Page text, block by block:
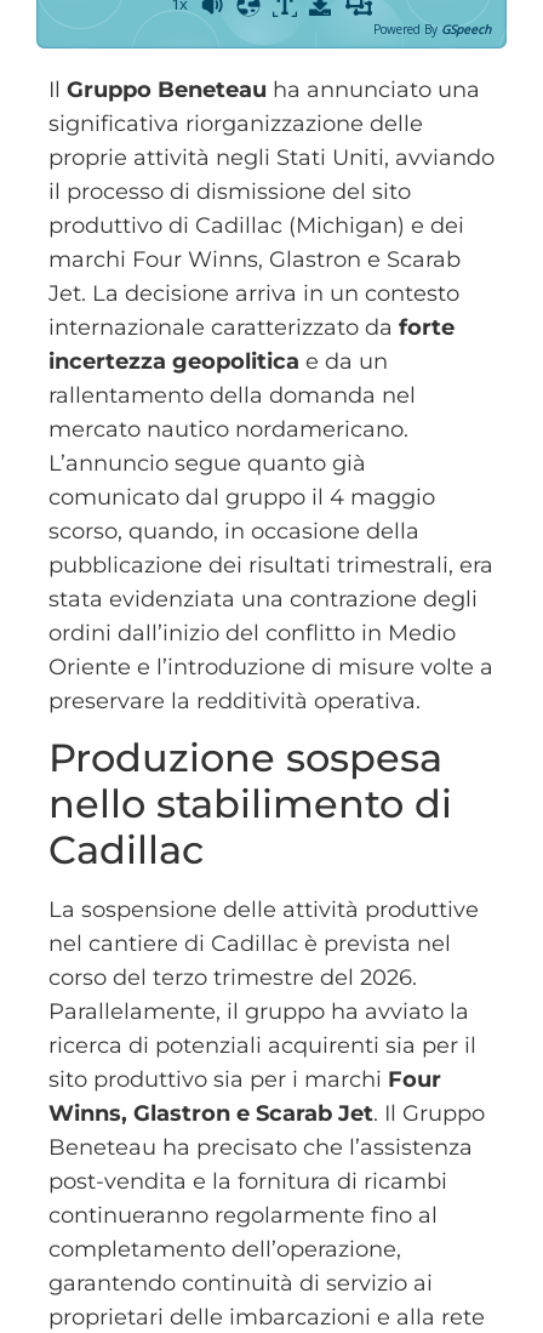
Powered By GSpeech
Il Gruppo Beneteau ha annunciato una
significativa riorganizzazione delle
proprie attività negli Stati Uniti, avviando
il processo di dismissione del sito
produttivo di Cadillac (Michigan) e dei
marchi Four Winns, Glastron e Scarab
Jet. La decisione arriva in un contesto
internazionale caratterizzato da forte
incertezza geopolitica e da un
rallentamento della domanda nel
mercato nautico nordamericano.
L’annuncio segue quanto già
comunicato dal gruppo il 4 maggio
scorso, quando, in occasione della
pubblicazione dei risultati trimestrali, era
stata evidenziata una contrazione degli
ordini dall’inizio del conflitto in Medio
Oriente e l’introduzione di misure volte a
preservare la redditività operativa.
Produzione sospesa
nello stabilimento di
Cadillac
La sospensione delle attività produttive
nel cantiere di Cadillac è prevista nel
corso del terzo trimestre del 2026.
Parallelamente, il gruppo ha avviato la
ricerca di potenziali acquirenti sia per il
sito produttivo sia per i marchi Four
Winns, Glastron e Scarab Jet. Il Gruppo
Beneteau ha precisato che l’assistenza
post-vendita e la fornitura di ricambi
continueranno regolarmente fino al
completamento dell’operazione,
garantendo continuità di servizio ai
proprietari delle imbarcazioni e alla rete